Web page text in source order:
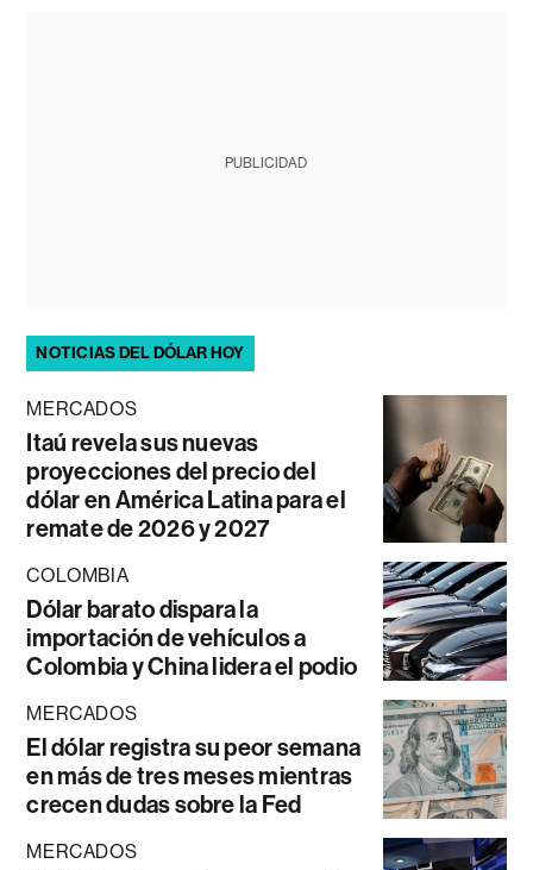
PUBLICIDAD
NOTICIAS DEL DÓLAR HOY
MERCADOS
Itaú revela sus nuevas
proyecciones del precio del
dólar en América Latina para el
remate de 2026 y 2027
COLOMBIA
Dólar barato dispara la
importación de vehículos a
Colombia y China lidera el podio
MERCADOS
El dólar registra su peor semana
en más de tres meses mientras
crecen dudas sobre la Fed
MERCADOS